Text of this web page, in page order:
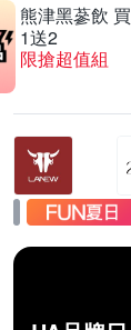
熊津黑蔘飲 買
1送2
限搶超值組